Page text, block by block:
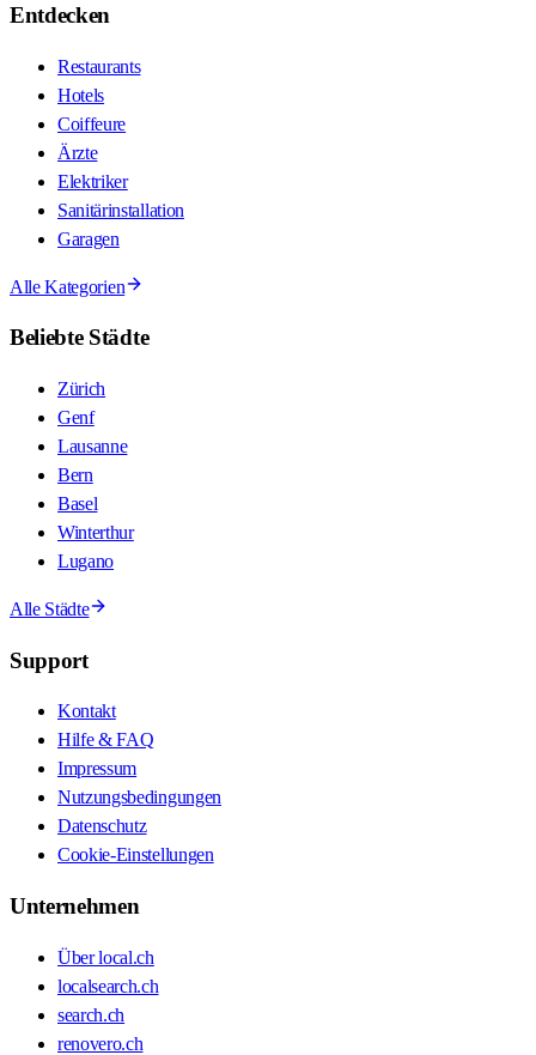
Entdecken
Restaurants
Hotels
Coiffeure
Ärzte
Elektriker
Sanitärinstallation
Garagen
Alle Kategorien
Beliebte Städte
Zürich
Genf
Lausanne
Bern
Basel
Winterthur
Lugano
Alle Städte
Support
Kontakt
Hilfe & FAQ
Impressum
Nutzungsbedingungen
Datenschutz
Cookie-Einstellungen
Unternehmen
Über local.ch
localsearch.ch
search.ch
renovero.ch